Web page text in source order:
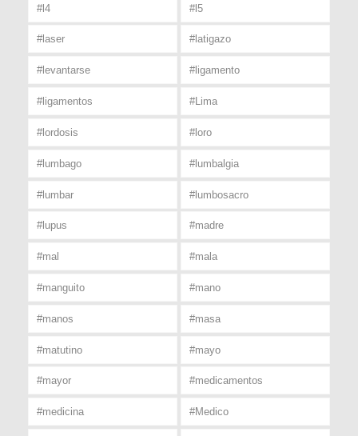
#l4 #l5
#laser #latigazo
#levantarse #ligamento
#ligamentos #Lima
#lordosis #loro
#lumbago #lumbalgia
#lumbar #lumbosacro
#lupus #madre
#mal #mala
#manguito #mano
#manos #masa
#matutino #mayo
#mayor #medicamentos
#medicina #Medico